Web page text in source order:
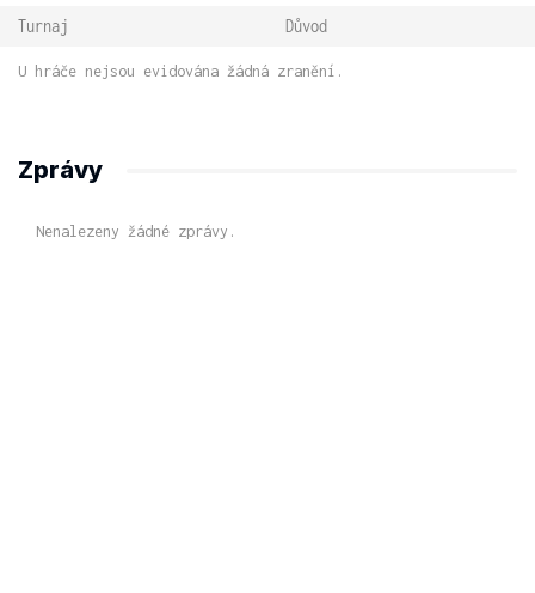
Turnaj Důvod
U hráče nejsou evidována žádná zranění.
Zprávy
Nenalezeny žádné zprávy.